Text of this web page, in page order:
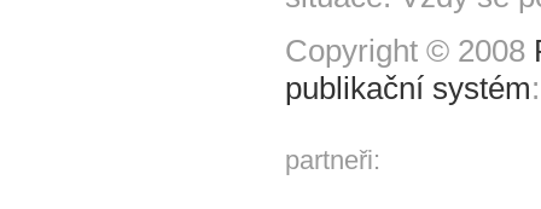
Copyright © 2008
publikační systém
partneři: